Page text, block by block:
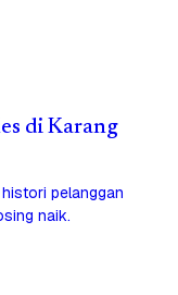
di Karang
pelanggan
naik.